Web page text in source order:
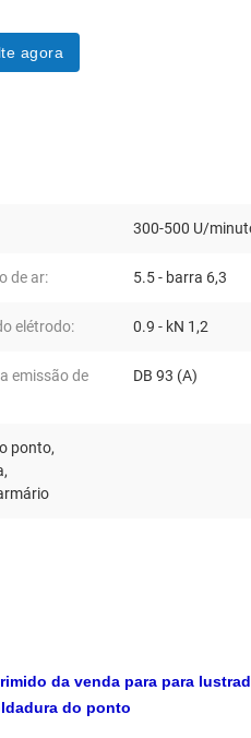
agora
300-500 U/
de ar: 5.5 - barra 6,3
elétrodo: 0.9 - kN 1,2
emissão de
DB 93 (A)
ponto,
,
da venda para para
do ponto